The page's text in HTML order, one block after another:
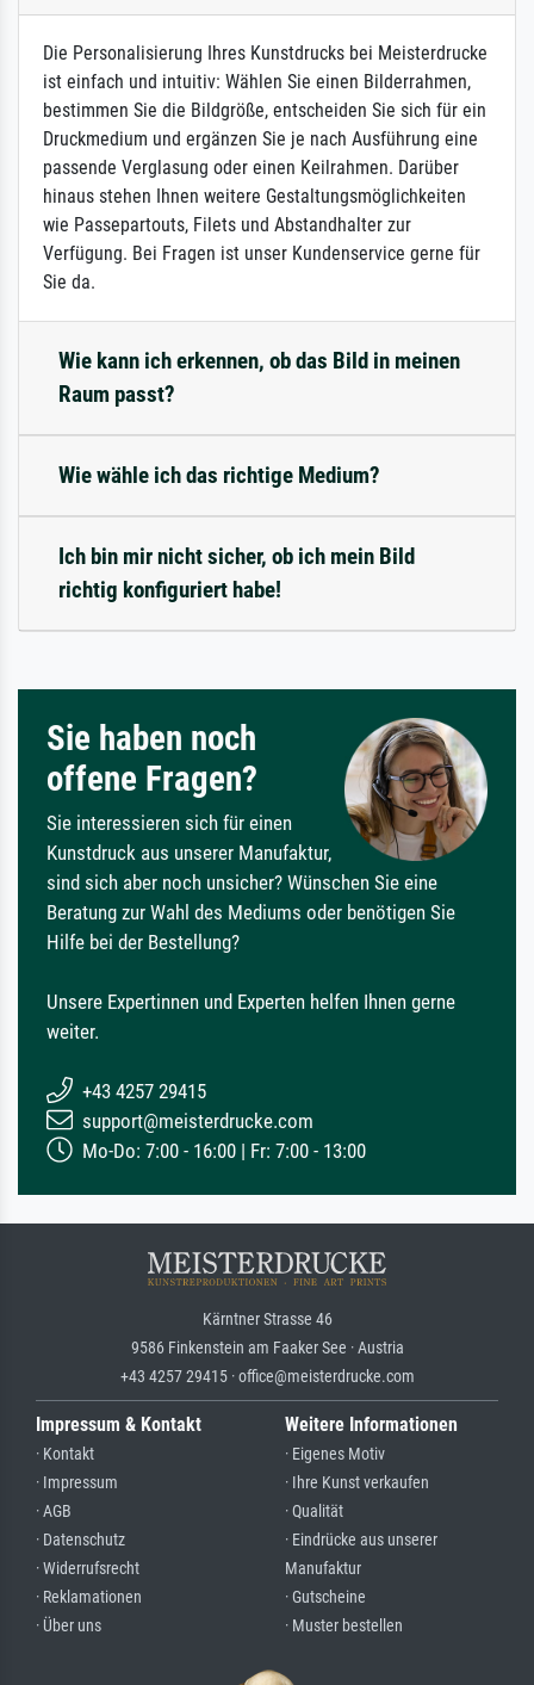
Die Personalisierung Ihres Kunstdrucks bei Meisterdrucke
ist einfach und intuitiv: Wählen Sie einen Bilderrahmen,
bestimmen Sie die Bildgröße, entscheiden Sie sich für ein
Druckmedium und ergänzen Sie je nach Ausführung eine
passende Verglasung oder einen Keilrahmen. Darüber
hinaus stehen Ihnen weitere Gestaltungsmöglichkeiten
wie Passepartouts, Filets und Abstandhalter zur
Verfügung. Bei Fragen ist unser Kundenservice gerne für
Sie da.
Wie kann ich erkennen, ob das Bild in meinen
Raum passt?
Wie wähle ich das richtige Medium?
Ich bin mir nicht sicher, ob ich mein Bild
richtig konfiguriert habe!
Sie haben noch
offene Fragen?
Sie interessieren sich für einen
Kunstdruck aus unserer Manufaktur,
sind sich aber noch unsicher? Wünschen Sie eine
Beratung zur Wahl des Mediums oder benötigen Sie
Hilfe bei der Bestellung?
Unsere Expertinnen und Experten helfen Ihnen gerne
weiter.
+43 4257 29415
support@meisterdrucke.com
Mo-Do: 7:00 - 16:00 | Fr: 7:00 - 13:00
Kärntner Strasse 46
9586 Finkenstein am Faaker See · Austria
+43 4257 29415 · office@meisterdrucke.com
Impressum & Kontakt
· Kontakt
· Impressum
· AGB
· Datenschutz
· Widerrufsrecht
· Reklamationen
· Über uns
Weitere Informationen
· Eigenes Motiv
· Ihre Kunst verkaufen
· Qualität
· Eindrücke aus unserer
Manufaktur
· Gutscheine
· Muster bestellen